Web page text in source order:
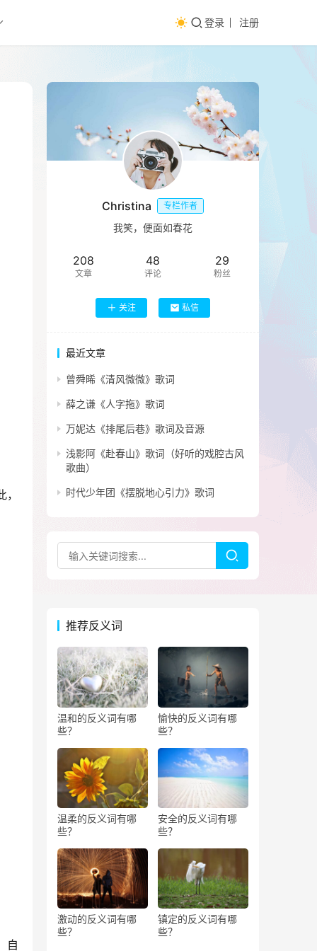
登录 注册
自
Christina 专栏作者
我笑，便面如春花
208
文章
48
评论
29
粉丝
关注 私信
最近文章
曾舜晞《清风微微》歌词
薛之谦《人字拖》歌词
万妮达《排尾后巷》歌词及音源
浅影阿《赴春山》歌词（好听的戏腔古风
歌曲）
时代少年团《摆脱地心引力》歌词
推荐反义词
温和的反义词有哪
些？
愉快的反义词有哪
些？
温柔的反义词有哪
些？
安全的反义词有哪
些？
激动的反义词有哪
些？
镇定的反义词有哪
些？